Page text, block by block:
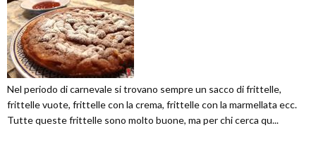
Nel periodo di carnevale si trovano sempre un sacco di frittelle,
frittelle vuote, frittelle con la crema, frittelle con la marmellata ecc.
Tutte queste frittelle sono molto buone, ma per chi cerca qu...